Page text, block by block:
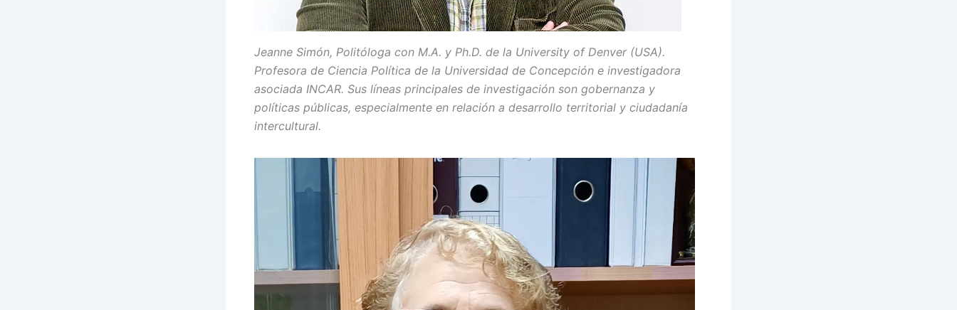
Jeanne Simón, Politóloga con M.A. y Ph.D. de la University of Denver (USA).
Profesora de Ciencia Política de la Universidad de Concepción e investigadora
asociada INCAR. Sus líneas principales de investigación son gobernanza y
políticas públicas, especialmente en relación a desarrollo territorial y ciudadanía
intercultural.